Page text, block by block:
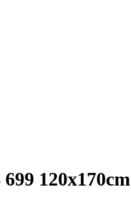
120x170cm